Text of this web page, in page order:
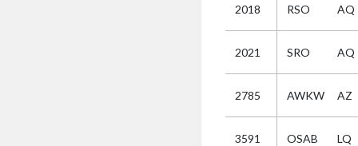
2018 RSO AQ
2021 SRO AQ
2785 AWKW AZ
3591 OSAB LQ